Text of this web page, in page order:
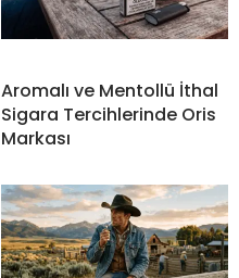
Aromalı ve Mentollü İthal
Sigara Tercihlerinde Oris
Markası